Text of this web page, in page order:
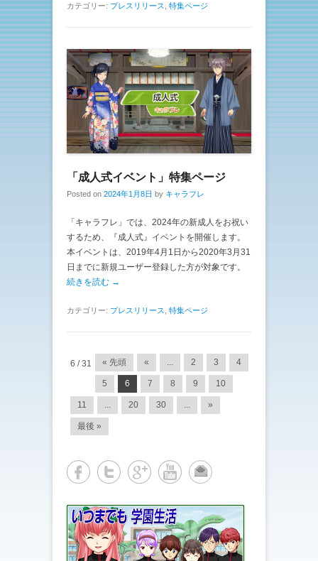
カテゴリー: プレスリリース 特集ページ
「成人式イベント」特集ページ
Posted on 2024年1月8日 by キャラフレ
「キャラフレ」では、2024年の新成人をお祝い
するため、『成人式』イベントを開催します。
本イベントは、2019年4月1日から2020年3月31
日までに新規ユーザー登録した方が対象です。
続きを読む →
カテゴリー: プレスリリース 特集ページ
投稿ナビゲーション
6 / 31 « 先頭 « ... 2 3 4
5 6 7 8 9 10
11 ... 20 30 ... »
最後 »